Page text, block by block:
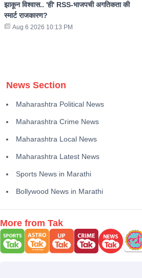
झाकून विश्वास.. 'ही' RSS-भाजपची अगतिकता की
स्मार्ट राजकारण?
Aug 6 2026 10:13 PM
News Section
Maharashtra Political News
Maharashtra Crime News
Maharashtra Local News
Maharashtra Latest News
Sports News in Marathi
Bollywood News in Marathi
More from Tak